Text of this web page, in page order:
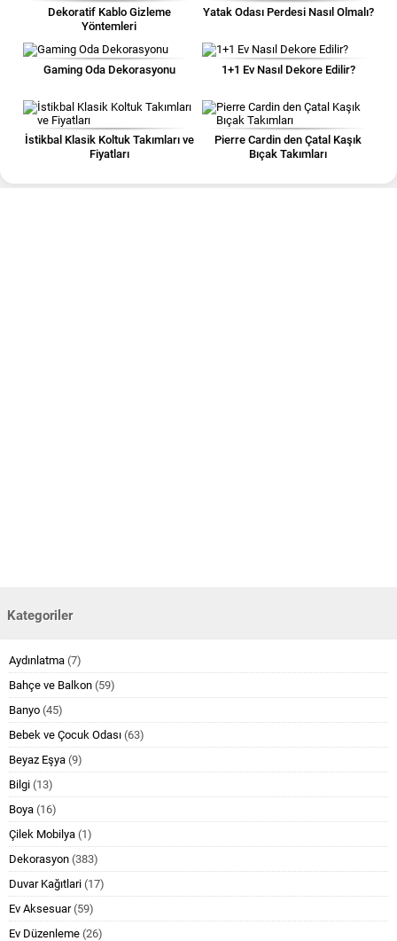
Dekoratif Kablo Gizleme
Yöntemleri
Yatak Odası Perdesi Nasıl Olmalı?
Gaming Oda Dekorasyonu 1+1 Ev Nasıl Dekore Edilir?
İstikbal Klasik Koltuk Takımları ve
Fiyatları
Pierre Cardin den Çatal Kaşık
Bıçak Takımları
Kategoriler
Aydınlatma (7)
Bahçe ve Balkon (59)
Banyo (45)
Bebek ve Çocuk Odası (63)
Beyaz Eşya (9)
Bilgi (13)
Boya (16)
Çilek Mobilya (1)
Dekorasyon (383)
Duvar Kağıtlari (17)
Ev Aksesuar(59)
Ev Düzenleme (26)